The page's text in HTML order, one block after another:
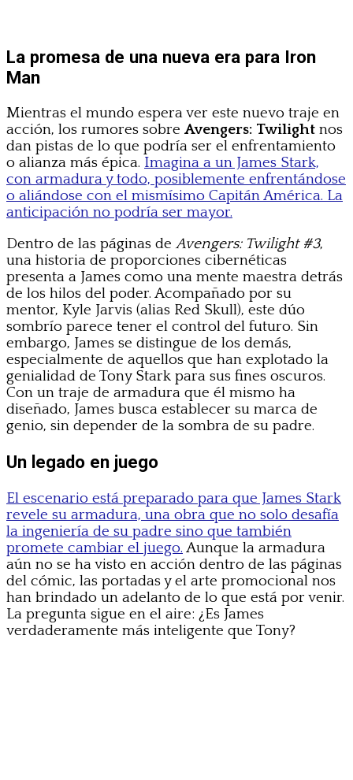
La promesa de una nueva era para Iron
Man
Mientras el mundo espera ver este nuevo traje en
acción, los rumores sobre Avengers: Twilight nos
dan pistas de lo que podría ser el enfrentamiento
o alianza más épica. Imagina a un James Stark,
con armadura y todo, posiblemente enfrentándose
o aliándose con el mismísimo Capitán América. La
anticipación no podría ser mayor.
Dentro de las páginas deAvengers: Twilight #3,
una historia de proporciones cibernéticas
presenta a James como una mente maestra detrás
de los hilos del poder. Acompañado por su
mentor, Kyle Jarvis (alias Red Skull), este dúo
sombrío parece tener el control del futuro. Sin
embargo, James se distingue de los demás,
especialmente de aquellos que han explotado la
genialidad de Tony Stark para sus fines oscuros.
Con un traje de armadura que él mismo ha
diseñado, James busca establecer su marca de
genio, sin depender de la sombra de su padre.
Un legado en juego
El escenario está preparado para que James Stark
revele su armadura, una obra que no solo desafía
la ingeniería de su padre sino que también
promete cambiar el juego. Aunque la armadura
aún no se ha visto en acción dentro de las páginas
del cómic, las portadas y el arte promocional nos
han brindado un adelanto de lo que está por venir.
La pregunta sigue en el aire: ¿Es James
verdaderamente más inteligente que Tony?